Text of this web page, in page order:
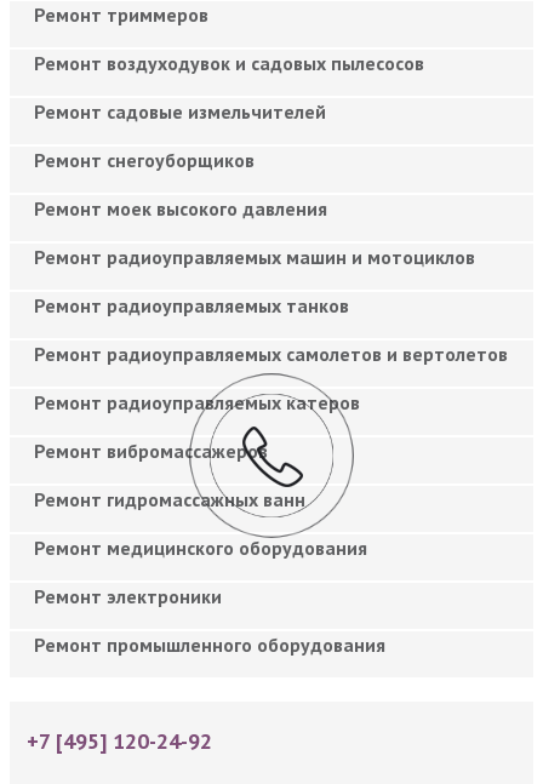
Ремонт триммеров
Ремонт воздуходувок и садовых пылесосов
Ремонт садовые измельчителей
Ремонт снегоуборщиков
Ремонт моек высокого давления
Ремонт радиоуправляемых машин и мотоциклов
Ремонт радиоуправляемых танков
Ремонт радиоуправляемых самолетов и вертолетов
Ремонт радиоуправляемых катеров
Ремонт вибромассажеров
Ремонт гидромассажных ванн
Ремонт медицинского оборудования
Ремонт электроники
Ремонт промышленного оборудования
+7 [495] 120-24-92